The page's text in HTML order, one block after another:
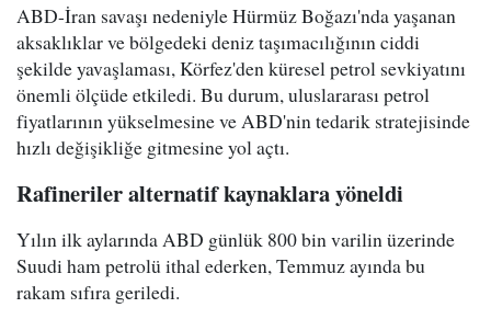
ABD-İran savaşı nedeniyle Hürmüz Boğazı'nda yaşanan
aksaklıklar ve bölgedeki deniz taşımacılığının ciddi
şekilde yavaşlaması, Körfez'den küresel petrol sevkiyatını
önemli ölçüde etkiledi. Bu durum, uluslararası petrol
fiyatlarının yükselmesine ve ABD'nin tedarik stratejisinde
hızlı değişikliğe gitmesine yol açtı.
Rafineriler alternatif kaynaklara yöneldi
Yılın ilk aylarında ABD günlük 800 bin varilin üzerinde
Suudi ham petrolü ithal ederken, Temmuz ayında bu
rakam sıfıra geriledi.